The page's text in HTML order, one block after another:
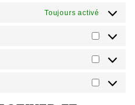
Toujours activé